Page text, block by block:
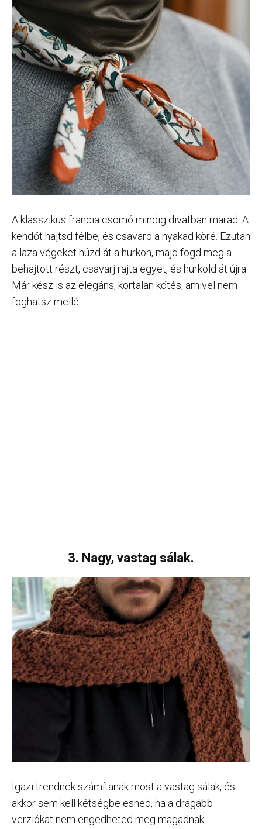
A klasszikus francia csomó mindig divatban marad. A
kendőt hajtsd félbe, és csavard a nyakad köré. Ezután
a laza végeket húzd át a hurkon, majd fogd meg a
behajtott részt, csavarj rajta egyet, és hurkold át újra.
Már kész is az elegáns, kortalan kötés, amivel nem
foghatsz mellé.
3. Nagy, vastag sálak.
Igazi trendnek számítanak most a vastag sálak, és
akkor sem kell kétségbe esned, ha a drágább
verziókat nem engedheted meg magadnak.